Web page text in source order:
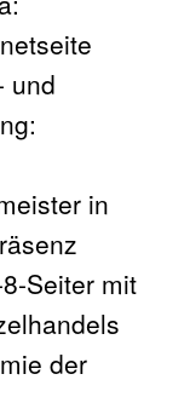
und
in
Seiter mit
der